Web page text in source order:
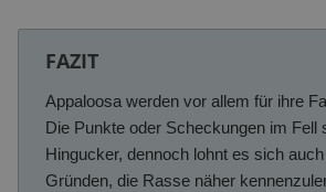
FAZIT
Appaloosa werden vor allem für ihre
Die Punkte oder Scheckungen im Fell
Hingucker, dennoch lohnt es sich
Gründen, die Rasse näher